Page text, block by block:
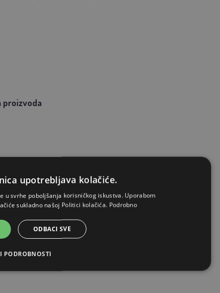
proizvoda
upotrebljava kolačiće.
u svrhe poboljšanja korisničkog iskustva. Uporabom
sukladno našoj Politici kolačića. Podrobno
ODBACI SVE
PODROBNOSTI